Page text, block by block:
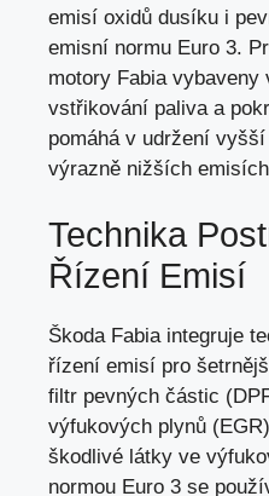
emisí oxidů dusíku i
emisní normu Euro 3.
motory Fabia
vstřikování paliva a
pomáhá v udržení
výrazně nižších
Technika
Řízení Emisí
Škoda Fabia integruje
řízení emisí pro
filtr pevných částic
výfukových plynů
škodlivé látky ve
normou Euro 3 se